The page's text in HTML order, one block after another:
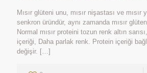
Mısır glüteni unu, mısır nişastası ve mısır
senkron üründür, aynı zamanda mısır
Normal mısır proteini tozun renk altın
içeriği, Daha parlak renk. Protein içeriği
değişir. […]